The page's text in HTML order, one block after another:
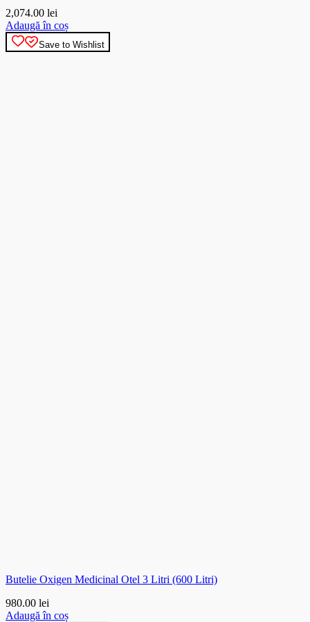
2,074.00 lei
Adaugă în coș
Save to Wishlist
Butelie Oxigen Medicinal Otel 3 Litri (600 Litri)
980.00 lei
Adaugă în coș